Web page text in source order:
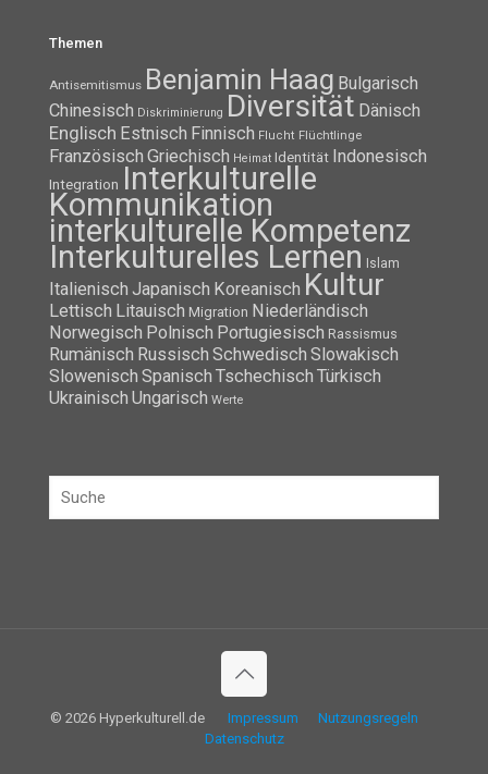
Themen
Antisemitismus Benjamin Haag Bulgarisch
Chinesisch Diskriminierung Diversität Dänisch
Englisch Estnisch Finnisch Flucht Flüchtlinge
Französisch Griechisch Heimat Identität Indonesisch
Integration Interkulturelle
Kommunikation
interkulturelle Kompetenz
Interkulturelles Lernen Islam
Italienisch Japanisch Koreanisch Kultur
Lettisch Litauisch Migration Niederländisch
Norwegisch Polnisch Portugiesisch Rassismus
Rumänisch Russisch Schwedisch Slowakisch
Slowenisch Spanisch Tschechisch Türkisch
Ukrainisch Ungarisch Werte
© 2026 Hyperkulturell.de Impressum
Nutzungsregeln
Datenschutz